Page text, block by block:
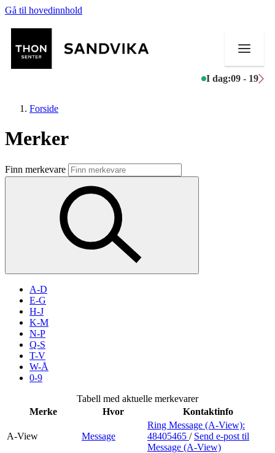
Gå til hovedinnhold
I dag:09 - 19
Butikker
Mat og drikke
Aktiviteter
Merker
Inspirasjon
Søk
Åpningstider
Praktisk informasjon
Forside
Merker
Finn merkevare
A-D
E-G
H-J
K-M
N-P
Q-S
T-V
W-Å
0-9
Tabell med aktuelle merkevarer
Merke
Hvor Kontaktinfo
A-View Message
Ring Message (A-View):
48405465 / Send e-post til
Message (A-View)